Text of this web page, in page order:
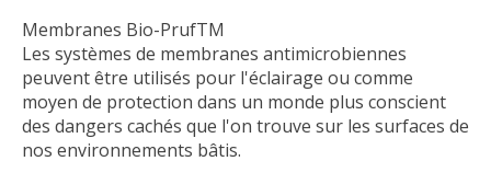
Membranes Bio-PrufTM
Les systèmes de membranes antimicrobiennes
peuvent être utilisés pour l'éclairage ou comme
moyen de protection dans un monde plus conscient
des dangers cachés que l'on trouve sur les surfaces de
nos environnements bâtis.